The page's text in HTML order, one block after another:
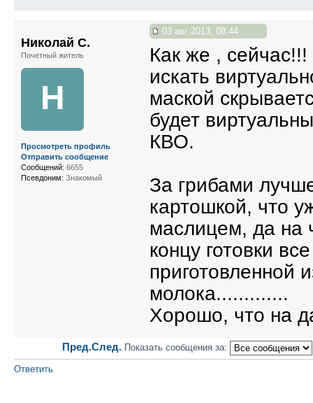
03 авг 2013, 08:44
Как же , сейчас!!!
искать
маской
будет
КВО.
За грибами
картошкой, что
маслицем, да на
концу готовки
приготовленной
молока.............
Хорошо, что на
Николай С.
Почетный житель
Н
Просмотреть профиль
Отправить сообщение
Сообщений: 6655
Псевдоним: Знакомый
Пред.След. Показать сообщения за:
Ответить